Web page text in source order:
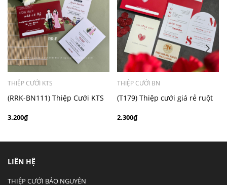
- Mẫu dưới 3000 giá chưa bao gồm bản đồ, quý khách
có nhu cầu in bản đồ sẽ có mức phí 300 - 500 đồng 1
thiệp tuỳ chất liệu.
THIỆP CƯỚI KTS
(RRK-BN111) Thiệp Cưới KTS
3.200₫
THIỆP CƯỚI BN
(T179) Thiệp cưới giá rẻ ruột
2.300₫
LIÊN HỆ
THIỆP CƯỚI BẢO NGUYÊN